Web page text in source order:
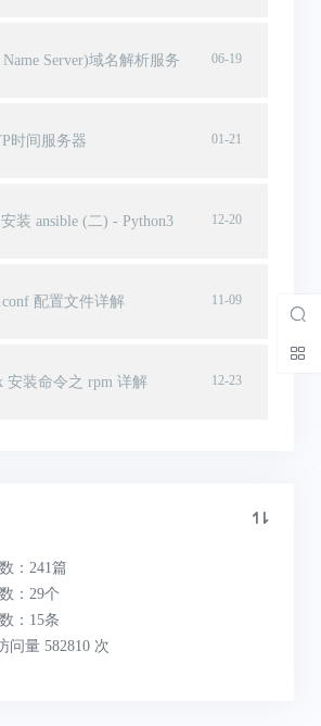
06-19
Server)域名解析服务
01-21
时间服务器
12-20
装 ansible (二) - Python3
11-09
配置文件详解
12-23
安装命令之 rpm 详解
：241篇
：29个
：15条
问量 582810 次